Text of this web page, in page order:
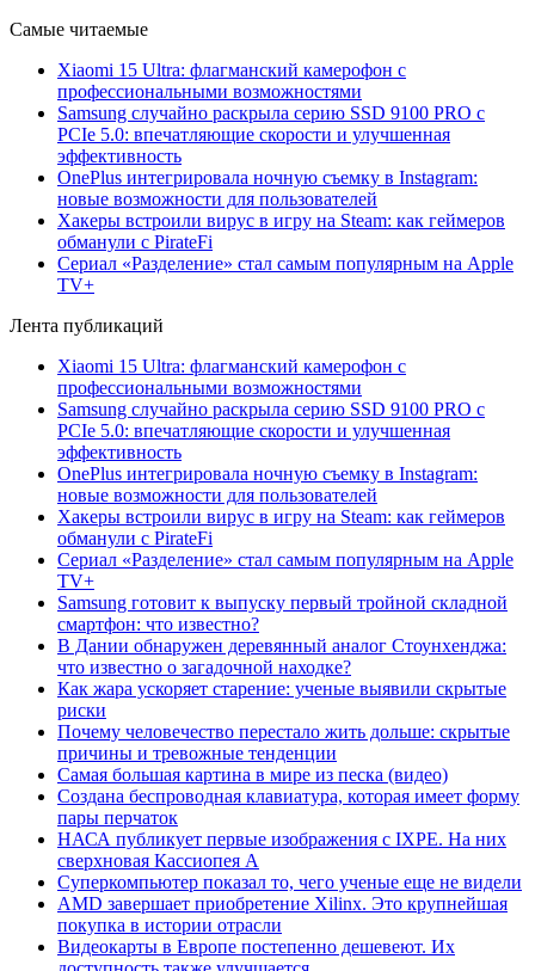
Самые читаемые
Xiaomi 15 Ultra: флагманский камерофон с
профессиональными возможностями
Samsung случайно раскрыла серию SSD 9100 PRO с
PCIe 5.0: впечатляющие скорости и улучшенная
эффективность
OnePlus интегрировала ночную съемку в Instagram:
новые возможности для пользователей
Хакеры встроили вирус в игру на Steam: как геймеров
обманули с PirateFi
Сериал «Разделение» стал самым популярным на Apple
TV+
Лента публикаций
Xiaomi 15 Ultra: флагманский камерофон с
профессиональными возможностями
Samsung случайно раскрыла серию SSD 9100 PRO с
PCIe 5.0: впечатляющие скорости и улучшенная
эффективность
OnePlus интегрировала ночную съемку в Instagram:
новые возможности для пользователей
Хакеры встроили вирус в игру на Steam: как геймеров
обманули с PirateFi
Сериал «Разделение» стал самым популярным на Apple
TV+
Samsung готовит к выпуску первый тройной складной
смартфон: что известно?
В Дании обнаружен деревянный аналог Стоунхенджа:
что известно о загадочной находке?
Как жара ускоряет старение: ученые выявили скрытые
риски
Почему человечество перестало жить дольше: скрытые
причины и тревожные тенденции
Самая большая картина в мире из песка (видео)
Создана беспроводная клавиатура, которая имеет форму
пары перчаток
НАСА публикует первые изображения с IXPE. На них
сверхновая Кассиопея А
Суперкомпьютер показал то, чего ученые еще не видели
AMD завершает приобретение Xilinx. Это крупнейшая
покупка в истории отрасли
Видеокарты в Европе постепенно дешевеют. Их